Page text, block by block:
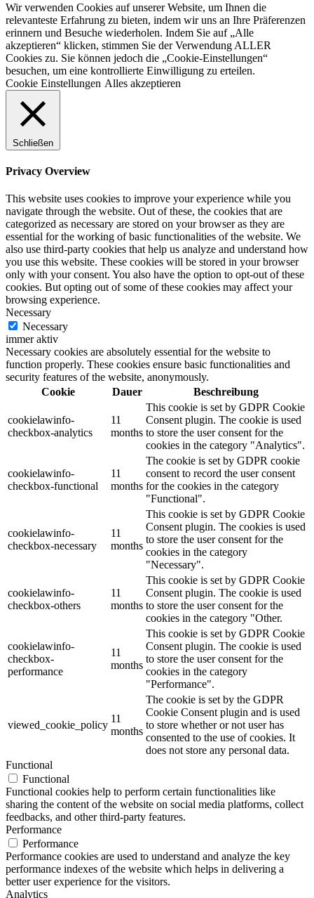
Wir verwenden Cookies auf unserer Website, um Ihnen die
relevanteste Erfahrung zu bieten, indem wir uns an Ihre Präferenzen
erinnern und Besuche wiederholen. Indem Sie auf „Alle
akzeptieren“ klicken, stimmen Sie der Verwendung ALLER
Cookies zu. Sie können jedoch die „Cookie-Einstellungen“
besuchen, um eine kontrollierte Einwilligung zu erteilen.
Cookie Einstellungen Alles akzeptieren
Schließen
Privacy Overview
This website uses cookies to improve your experience while you
navigate through the website. Out of these, the cookies that are
categorized as necessary are stored on your browser as they are
essential for the working of basic functionalities of the website. We
also use third-party cookies that help us analyze and understand how
you use this website. These cookies will be stored in your browser
only with your consent. You also have the option to opt-out of these
cookies. But opting out of some of these cookies may affect your
browsing experience.
Necessary
Necessary
immer aktiv
Necessary cookies are absolutely essential for the website to
function properly. These cookies ensure basic functionalities and
security features of the website, anonymously.
Cookie
Dauer Beschreibung
cookielawinfo-
checkbox-analytics
11
months
This cookie is set by GDPR Cookie
Consent plugin. The cookie is used
to store the user consent for the
cookies in the category "Analytics".
cookielawinfo-
checkbox-functional
11
months
The cookie is set by GDPR cookie
consent to record the user consent
for the cookies in the category
"Functional".
cookielawinfo-
checkbox-necessary
11
months
This cookie is set by GDPR Cookie
Consent plugin. The cookies is used
to store the user consent for the
cookies in the category
"Necessary".
cookielawinfo-
checkbox-others
11
months
This cookie is set by GDPR Cookie
Consent plugin. The cookie is used
to store the user consent for the
cookies in the category "Other.
cookielawinfo-
checkbox-
performance
11
months
This cookie is set by GDPR Cookie
Consent plugin. The cookie is used
to store the user consent for the
cookies in the category
"Performance".
viewed_cookie_policy
11
months
The cookie is set by the GDPR
Cookie Consent plugin and is used
to store whether or not user has
consented to the use of cookies. It
does not store any personal data.
Functional
Functional
Functional cookies help to perform certain functionalities like
sharing the content of the website on social media platforms, collect
feedbacks, and other third-party features.
Performance
Performance
Performance cookies are used to understand and analyze the key
performance indexes of the website which helps in delivering a
better user experience for the visitors.
Analytics